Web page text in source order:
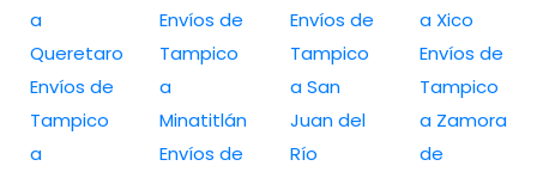
a
Queretaro
Envíos de
Tampico
a
Envíos de
Tampico
a
Minatitlán
Envíos de
Envíos de
Tampico
a San
Juan del
Río
a Xico
Envíos de
Tampico
a Zamora
de